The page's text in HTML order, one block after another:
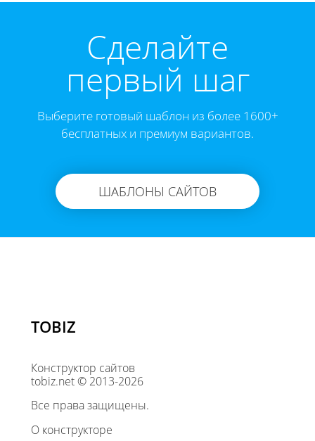
Cделайте
первый шаг
Выберите готовый шаблон из более 1600+
бесплатных и премиум вариантов.
ШАБЛОНЫ САЙТОВ
TOBIZ
Конструктор сайтов
tobiz.net © 2013-2026
Все права защищены.
О конструкторе